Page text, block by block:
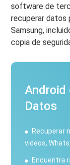
software de
recuperar datos
Samsung,
copia de
Android
Datos
Recuperar
videos,
Encuentra